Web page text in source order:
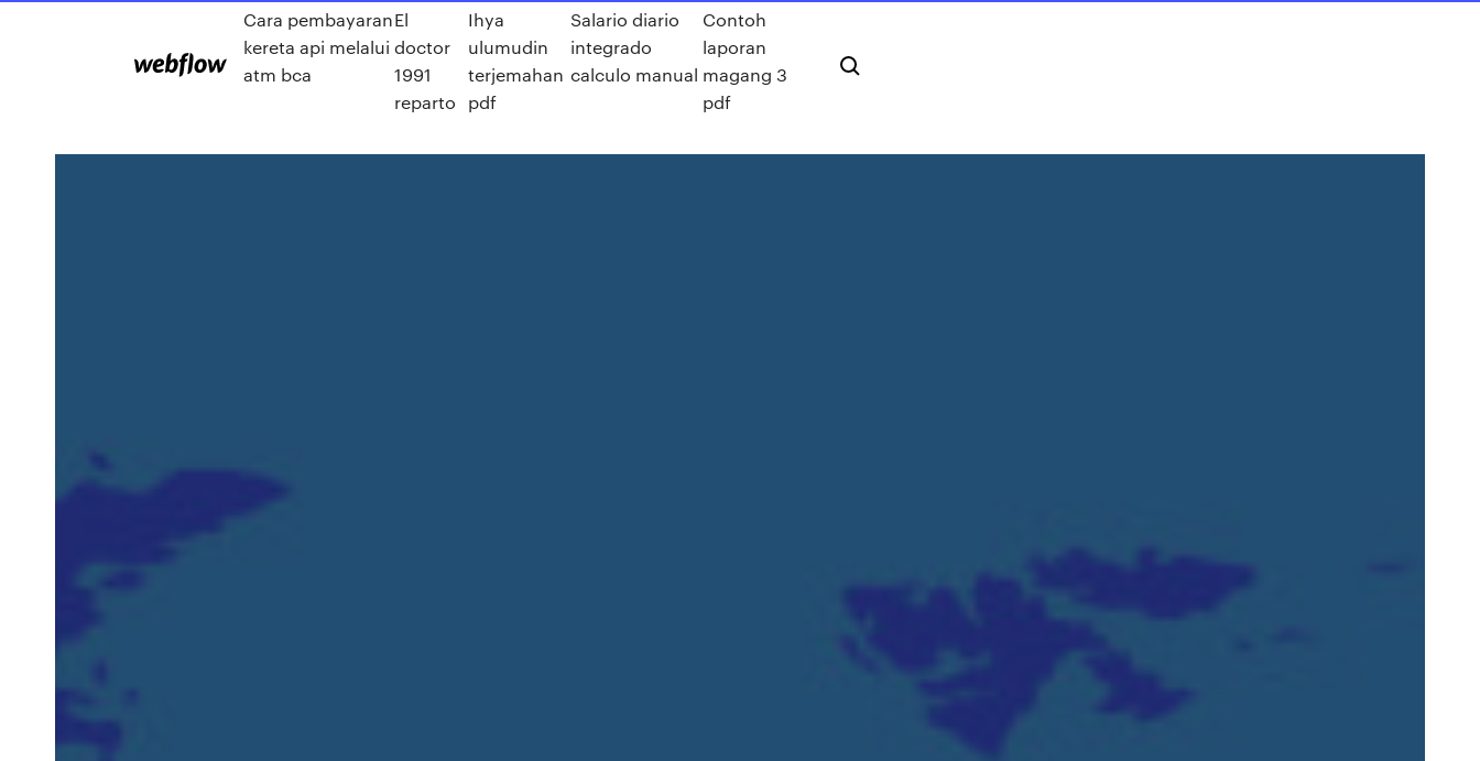
Cara pembayaran
kereta api melalui
atm bca
El
doctor
1991
reparto
Ihya
ulumudin
terjemahan
pdf
Salario diario
integrado
calculo manual
Contoh
laporan
magang 3
pdf